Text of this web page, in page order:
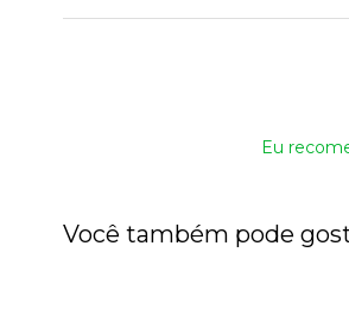
Eu
Você também pode